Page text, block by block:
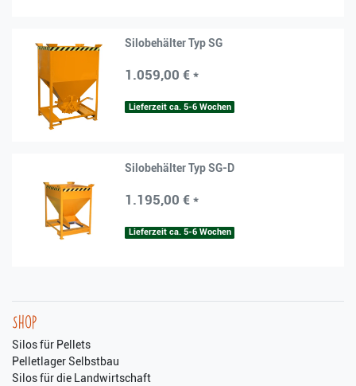
Silobehälter Typ SG
1.059,00 € *
Lieferzeit ca. 5-6 Wochen
Silobehälter Typ SG-D
1.195,00 € *
Lieferzeit ca. 5-6 Wochen
Shop
Silos für Pellets
Pelletlager Selbstbau
Silos für die Landwirtschaft